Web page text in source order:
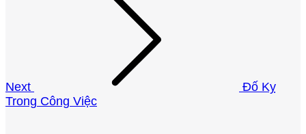
Next
Đố Kỵ
Trong Công Việc